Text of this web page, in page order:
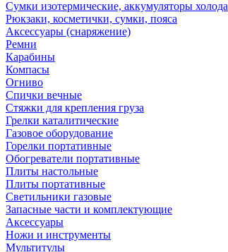
Сумки изотермические, аккумуляторы холода
Рюкзаки, косметички, сумки, пояса
Аксессуары (снаряжение)
Ремни
Карабины
Компасы
Огниво
Спички вечные
Стяжки для крепления груза
Грелки каталитические
Газовое оборудование
Горелки портативные
Обогреватели портативные
Плиты настольные
Плиты портативные
Светильники газовые
Запасные части и комплектующие
Аксессуары
Ножи и инструменты
Мультитулы